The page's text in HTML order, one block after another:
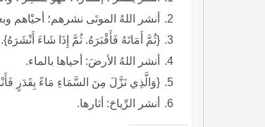
أنشر اللهُ الموتَى نشرهم؛ أحيْاهم وبعثهم بعد الموت.
{ثُمَّ أَمَاتَهُ فَأَقْبَرَهُ. ثُمَّ إِذَا شَاءَ أَنْشَرَهُ}.
أنشر اللهُ الأرضَ: أحياها بالماء.
{وَالَّذِي نَزَّلَ مِنَ السَّمَاءِ مَاءً بِقَدَرٍ
أنشر الرِّياحَ: أثارها.